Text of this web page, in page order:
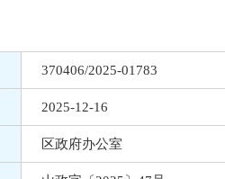
370406/2025-01783
2025-12-16
区政府办公室